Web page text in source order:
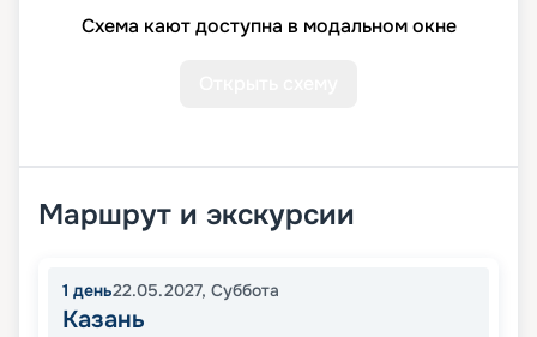
Схема кают доступна в модальном окне
Маршрут и экскурсии
1 день22.05.2027, Суббота
Казань